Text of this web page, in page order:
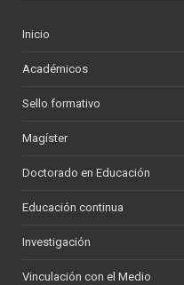
Inicio
Académicos
Sello formativo
Magíster
Doctorado en Educación
Educación continua
Investigación
Vinculación con el Medio